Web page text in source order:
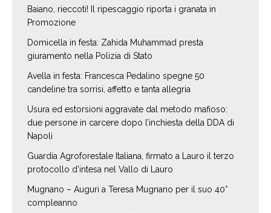
Baiano, rieccoti! Il ripescaggio riporta i granata in
Promozione
Domicella in festa: Zahida Muhammad presta
giuramento nella Polizia di Stato
Avella in festa: Francesca Pedalino spegne 50
candeline tra sorrisi, affetto e tanta allegria
Usura ed estorsioni aggravate dal metodo mafioso:
due persone in carcere dopo l’inchiesta della DDA di
Napoli
Guardia Agroforestale Italiana, firmato a Lauro il terzo
protocollo d’intesa nel Vallo di Lauro
Mugnano – Auguri a Teresa Mugnano per il suo 40°
compleanno